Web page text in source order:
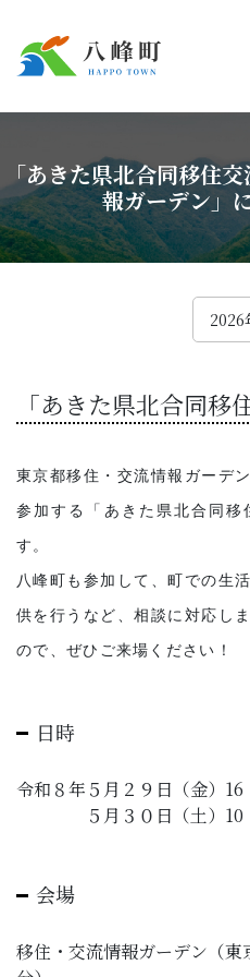
Foreign
子育て・教育
移住・定住
ビジネス・産業
「あきた県北合同移住
報ガーデン」
2026
「あきた県北合同移
東京都移住・交流情報ガーデ
参加する「あきた県北合同移
す。
八峰町も参加して、町での生
供を行うなど、相談に対応し
ので、ぜひご来場ください！
日時
令和８年５月２９日（金）16
５月３０日（土）10：
会場
移住・交流情報ガーデン（